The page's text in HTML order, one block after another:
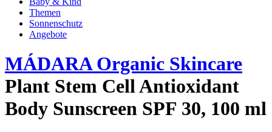
Themen
Sonnenschutz
Angebote
MÁDARA Organic Skincare
Plant Stem Cell Antioxidant
Body Sunscreen SPF 30, 100 ml